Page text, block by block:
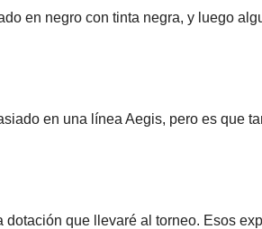
en negro con tinta negra, y luego
en una línea Aegis, pero es que
que llevaré al torneo. Esos